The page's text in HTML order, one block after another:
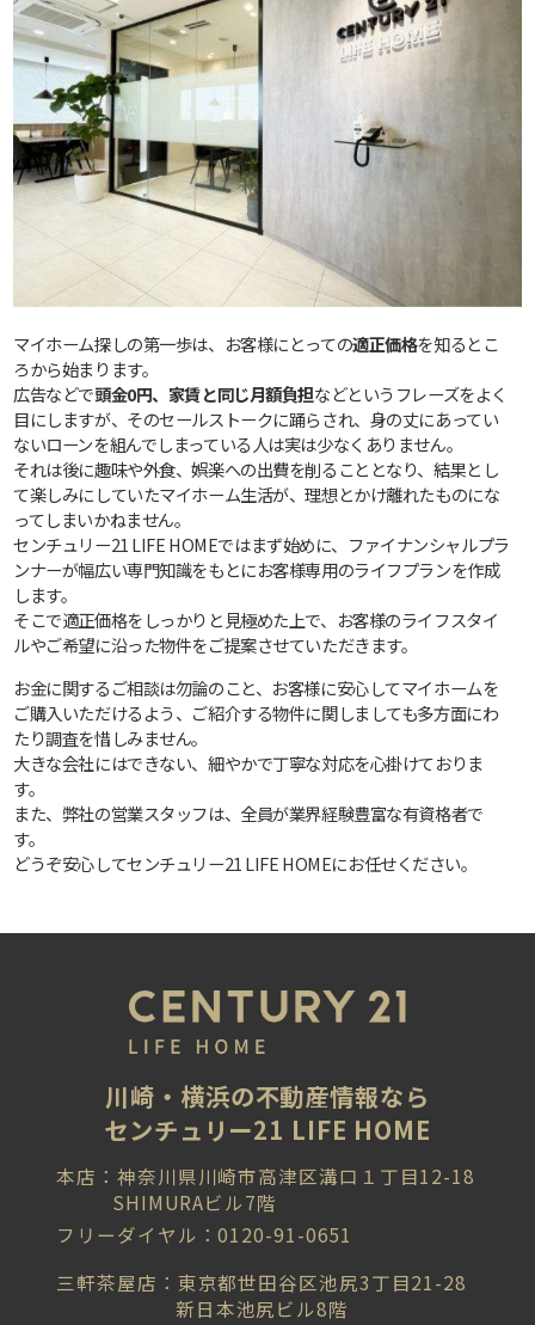
マイホーム探しの第一歩は、お客様にとっての適正価格を知るとこ
ろから始まります。
広告などで頭金0円、家賃と同じ月額負担などというフレーズをよく
目にしますが、そのセールストークに踊らされ、身の丈にあってい
ないローンを組んでしまっている人は実は少なくありません。
それは後に趣味や外食、娯楽への出費を削ることとなり、結果とし
て楽しみにしていたマイホーム生活が、理想とかけ離れたものにな
ってしまいかねません。
センチュリー21 LIFE HOMEではまず始めに、ファイナンシャルプラ
ンナーが幅広い専門知識をもとにお客様専用のライフプランを作成
します。
そこで適正価格をしっかりと見極めた上で、お客様のライフスタイ
ルやご希望に沿った物件をご提案させていただきます。
お金に関するご相談は勿論のこと、お客様に安心してマイホームを
ご購入いただけるよう、ご紹介する物件に関しましても多方面にわ
たり調査を惜しみません。
大きな会社にはできない、細やかで丁寧な対応を心掛けておりま
す。
また、弊社の営業スタッフは、全員が業界経験豊富な有資格者で
す。
どうぞ安心してセンチュリー21 LIFE HOMEにお任せください。
川崎・横浜の不動産情報なら
センチュリー21 LIFE HOME
本店：神奈川県川崎市高津区溝口１丁目12-18
SHIMURAビル7階
フリーダイヤル：0120-91-0651
三軒茶屋店：東京都世田谷区池尻3丁目21-28
新日本池尻ビル8階